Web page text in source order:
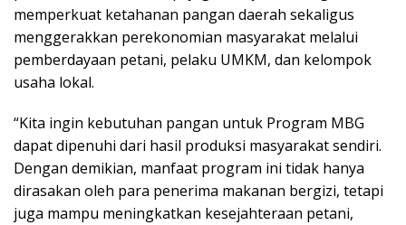
memperkuat ketahanan pangan daerah sekaligus
menggerakkan perekonomian masyarakat melalui
pemberdayaan petani, pelaku UMKM, dan kelompok
usaha lokal.
“Kita ingin kebutuhan pangan untuk Program MBG
dapat dipenuhi dari hasil produksi masyarakat sendiri.
Dengan demikian, manfaat program ini tidak hanya
dirasakan oleh para penerima makanan bergizi, tetapi
juga mampu meningkatkan kesejahteraan petani,